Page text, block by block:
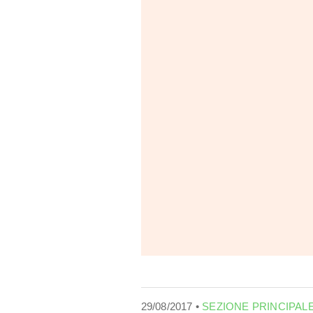
29/08/2017 • SEZIONE